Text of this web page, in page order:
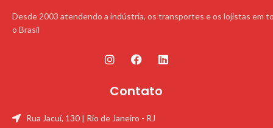
Desde 2003 atendendo a indústria, os transportes e os lojistas em
o Brasil
Contato
Rua Jacuí, 130 | Rio de Janeiro - RJ